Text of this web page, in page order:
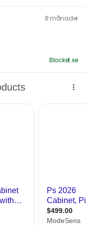
8 månader
Blocket.se